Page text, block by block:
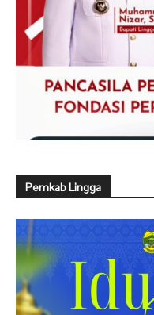
Pemkab Lingga